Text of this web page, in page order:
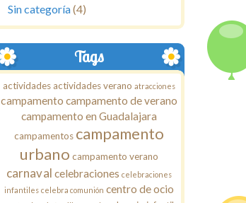
Sin categoría(4)
Tags
actividades actividades verano atracciones
campamento campamento de verano
campamento en Guadalajara
campamentos campamento
urbano campamento verano
carnaval celebraciones celebraciones
infantiles celebra comunión centro de ocio